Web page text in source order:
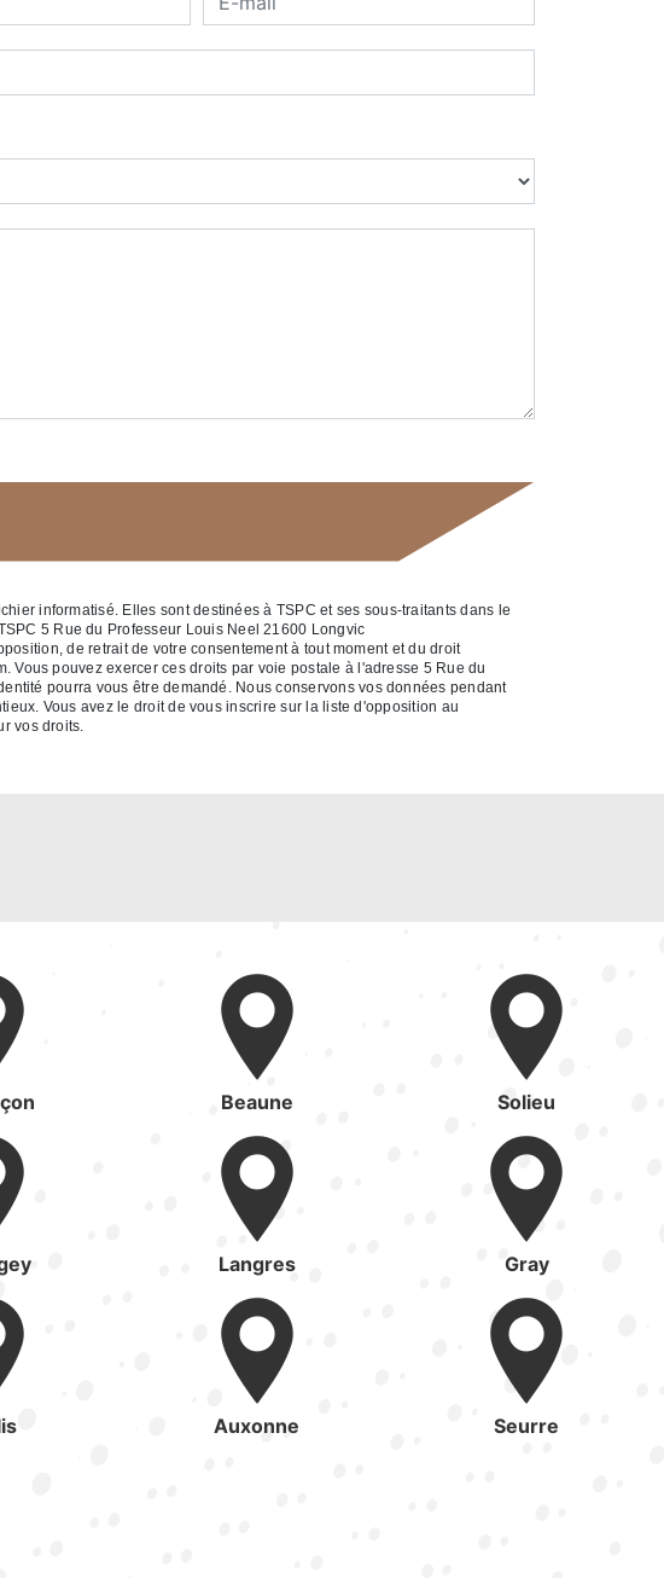
informatisé. Elles sont destinées à TSPC et ses sous-traitants dans le
5 Rue du Professeur Louis Neel 21600 Longvic
de retrait de votre consentement à tout moment et du droit
Vous pouvez exercer ces droits par voie postale à l'adresse 5 Rue du
pourra vous être demandé. Nous conservons vos données pendant
Vous avez le droit de vous inscrire sur la liste d'opposition au
vos droits.
Beaune Solieu
Langres Gray
Auxonne Seurre